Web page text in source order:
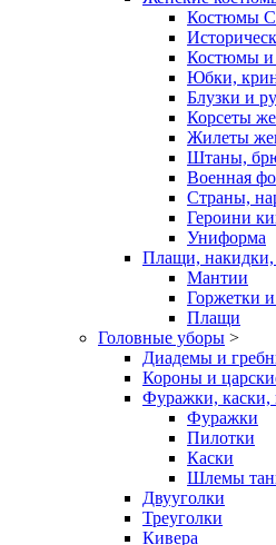
Костюмы
Костюмы и
Юбки,
Блузки и
Корсеты
Жилеты
Штаны,
Военная
Страны,
Героини
Униформа
Плащи, накидки,
Мантии
Горжетки
Плащи
Головные уборы >
Диадемы и
Короны и
Фуражки, каски,
Фуражки
Пилотки
Каски
Шлемы
Двууголки
Треуголки
Кивера